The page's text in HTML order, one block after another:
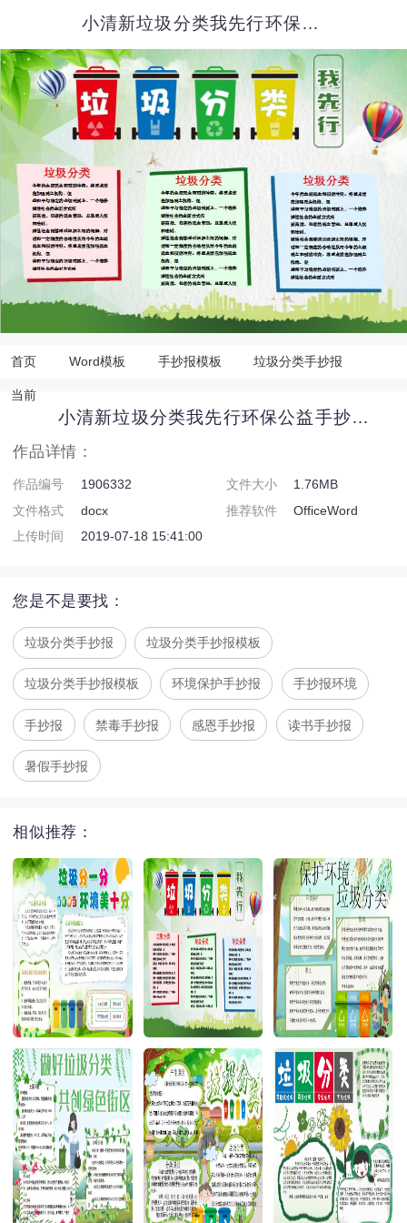
小清新垃圾分类我先行环保公益手抄报模板
首页 Word模板 手抄报模板 垃圾分类手抄报
当前
小清新垃圾分类我先行环保公益手抄报模板
作品详情：
作品编号 1906332 文件大小
1.76MB
文件格式
docx 推荐软件
OfficeWord
上传时间
2019-07-18 15:41:00
您是不是要找：
垃圾分类手抄报 垃圾分类手抄报模板
垃圾分类手抄报模板 环境保护手抄报 手抄报环境
手抄报 禁毒手抄报 感恩手抄报 读书手抄报
暑假手抄报
相似推荐：